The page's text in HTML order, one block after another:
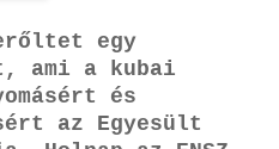
erőltet egy
ami a kubai
és
az Egyesült